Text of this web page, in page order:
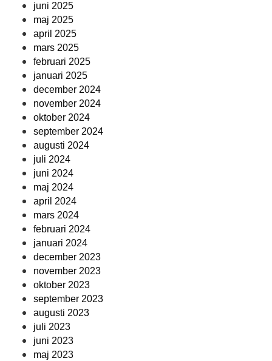
juni 2025
maj 2025
april 2025
mars 2025
februari 2025
januari 2025
december 2024
november 2024
oktober 2024
september 2024
augusti 2024
juli 2024
juni 2024
maj 2024
april 2024
mars 2024
februari 2024
januari 2024
december 2023
november 2023
oktober 2023
september 2023
augusti 2023
juli 2023
juni 2023
maj 2023